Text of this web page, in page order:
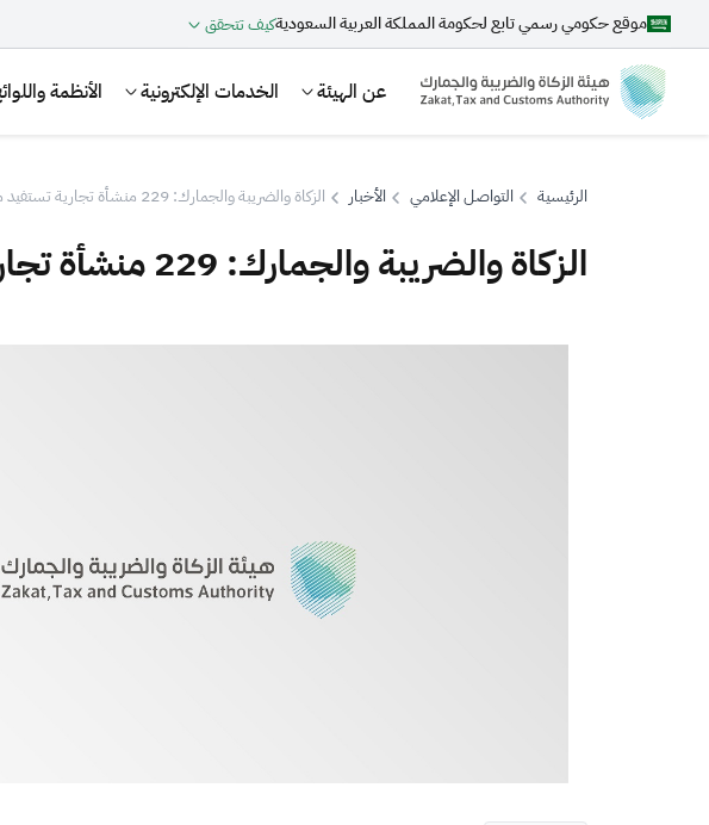
موقع حكومي رسمي تابع لحكومة المملكة العربية السعوديةكيف تتحقق
عن الهيئة الخدمات الإلكترونية الأنظمة
بحث
الرئيسية التواصل الإعلامي الأخبار الزكاة والضريبة والجمارك: 229 منشأة تجارية تستفيد من مزايا برنامج "أولوية"
الزكاة والضريبة والجمارك: 229 منشأة تجارية تستفيد من مزايا برنامج "أولوية"